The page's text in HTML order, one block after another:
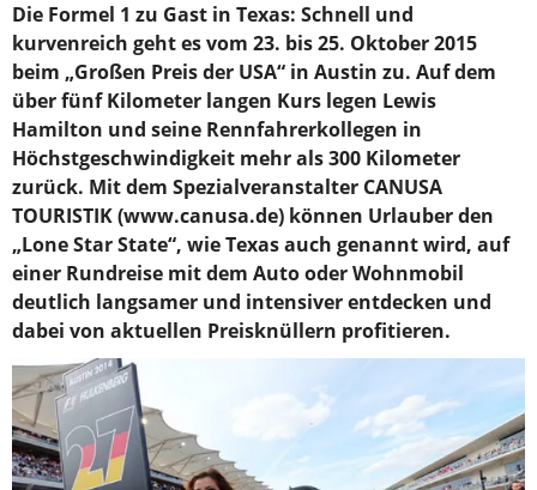
Die Formel 1 zu Gast in Texas: Schnell und
kurvenreich geht es vom 23. bis 25. Oktober 2015
beim „Großen Preis der USA“ in Austin zu. Auf dem
über fünf Kilometer langen Kurs legen Lewis
Hamilton und seine Rennfahrerkollegen in
Höchstgeschwindigkeit mehr als 300 Kilometer
zurück. Mit dem Spezialveranstalter CANUSA
TOURISTIK (www.canusa.de) können Urlauber den
„Lone Star State“, wie Texas auch genannt wird, auf
einer Rundreise mit dem Auto oder Wohnmobil
deutlich langsamer und intensiver entdecken und
dabei von aktuellen Preisknüllern profitieren.